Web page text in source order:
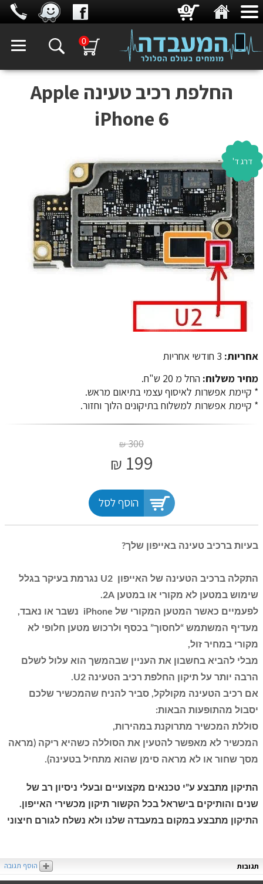
0
החלפת רכיב טעינה Apple
iPhone 6
דרג ד'
אחריות: 3 חודשי אחריות
מחיר משלוח: החל מ 20 ש"ח.
​​​​​​​* קיימת אפשרות לאיסוף עצמי בתיאום מראש.
* קיימת אפשרות למשלוח בתיקונים הלוך וחזור.
300
₪
199
₪
הוסף לסל
בעיות ברכיב טעינה באייפון שלך?
התקלה ברכיב הטעינה של האייפון U2 נגרמת בעיקר בגלל
שימוש במטען לא מקורי או במטען 2A.
לפעמיים כאשר המטען המקורי של iPhone נשבר או נאבד,
מעדיף המשתמש “לחסוך” בכסף ולרכוש מטען חלופי לא
מקורי במחיר זול,
מבלי להביא בחשבון את העניין שבהמשך הוא עלול לשלם
הרבה יותר על תיקון החלפת רכיב הטעינה U2
.
אם רכיב הטעינה מקולקל, סביר להניח שהמכשיר שלכם
יסבול מהתופעות הבאות:
סוללת המכשיר מתרוקנת במהירות,
המכשיר לא מאפשר להטעין את הסוללה כשהיא ריקה (מראה
מסך שחור או לא מראה סימן שהוא מתחיל בטעינה).
התיקון מתבצע ע”י טכנאים מקצועיים ובעלי ניסיון רב של
שנים והותיקים בישראל בכל הקשור תיקון מכשירי האייפון.
התיקון מתבצע במקום במעבדה שלנו ולא נשלח לגורם חיצוני
תגובות הוסף תגובה
0